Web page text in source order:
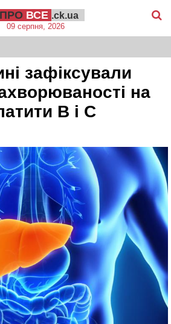
ПРО ВСЕ .ck.ua
09 серпня, 2026
зафіксували
на
В і С